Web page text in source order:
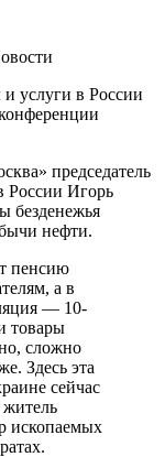
услуги в России
председатель
России Игорь
безденежья
нефти.
пенсию
а в
— 10-
товары
сложно
Здесь эта
сейчас
ископаемых